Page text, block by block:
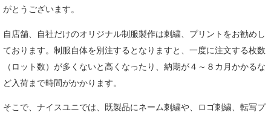
がとうございます。
自店舗、自社だけのオリジナル制服製作は刺繍、プリントをお勧めし
ております。制服自体を別注するとなりますと、一度に注文する枚数
（ロット数）が多くないと高くなったり、納期が４～８カ月かかるな
ど入荷まで時間がかかります。
そこで、ナイスユニでは、既製品にネーム刺繍や、ロゴ刺繍、転写プ